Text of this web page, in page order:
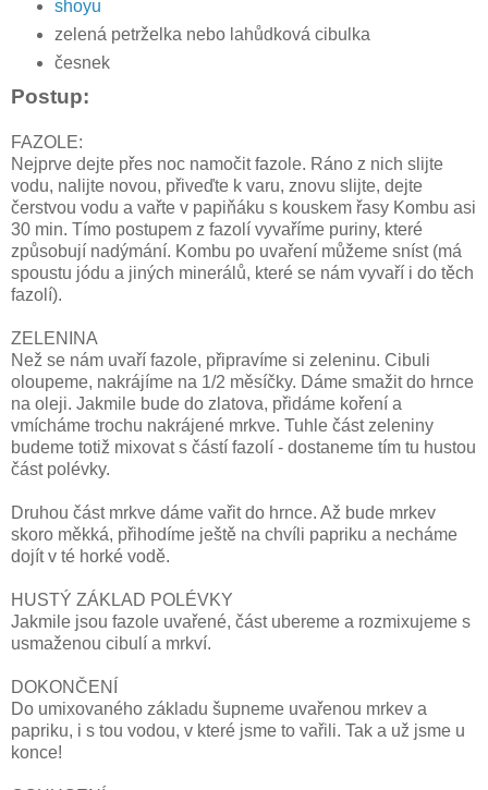
shoyu
zelená petrželka nebo lahůdková cibulka
česnek
Postup:
FAZOLE:
Nejprve dejte přes noc namočit fazole. Ráno z nich slijte
vodu, nalijte novou, přiveďte k varu, znovu slijte, dejte
čerstvou vodu a vařte v papiňáku s kouskem řasy Kombu asi
30 min. Tímo postupem z fazolí vyvaříme puriny, které
způsobují nadýmání. Kombu po uvaření můžeme sníst (má
spoustu jódu a jiných minerálů, které se nám vyvaří i do těch
fazolí).
ZELENINA
Než se nám uvaří fazole, připravíme si zeleninu. Cibuli
oloupeme, nakrájíme na 1/2 měsíčky. Dáme smažit do hrnce
na oleji. Jakmile bude do zlatova, přidáme koření a
vmícháme trochu nakrájené mrkve. Tuhle část zeleniny
budeme totiž mixovat s částí fazolí - dostaneme tím tu hustou
část polévky.
Druhou část mrkve dáme vařit do hrnce. Až bude mrkev
skoro měkká, přihodíme ještě na chvíli papriku a necháme
dojít v té horké vodě.
HUSTÝ ZÁKLAD POLÉVKY
Jakmile jsou fazole uvařené, část ubereme a rozmixujeme s
usmaženou cibulí a mrkví.
DOKONČENÍ
Do umixovaného základu šupneme uvařenou mrkev a
papriku, i s tou vodou, v které jsme to vařili. Tak a už jsme u
konce!